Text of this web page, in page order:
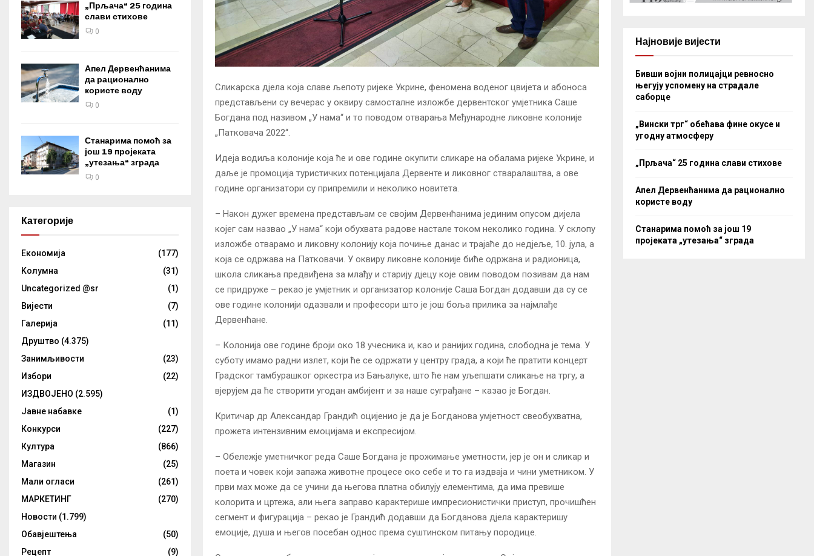
Сликарска дјела која славе љепоту ријеке Укрине, феномена воденог цвијета и абоноса
представљени су вечерас у оквиру самосталне изложбе дервентског умјетника Саше
Богдана под називом „У нама“ и то поводом отварања Међународне ликовне колоније
„Патковача 2022“.
Идеја водиља колоније која ће и ове године окупити сликаре на обалама ријеке Укрине, и
даље је промоција туристичких потенцијала Дервенте и ликовног стваралаштва, а ове
године организатори су припремили и неколико новитета.
– Након дужег времена представљам се својим Дервенћанима јединим опусом дијела
којег сам назвао „У нама“ који обухвата радове настале током неколико година. У склопу
изложбе отварамо и ликовну колонију која почиње данас и трајаће до недјеље, 10. јула, а
која се одржава на Патковачи. У оквиру ликовне колоније биће одржана и радионица,
школа сликања предвиђена за млађу и старију дјецу које овим поводом позивам да нам
се придруже – рекао је умјетник и организатор колоније Саша Богдан додавши да су се
ове године колонији одазвали и професори што је још боља прилика за најмлађе
Дервенћане.
– Колонија ове године броји око 18 учесника и, као и ранијих година, слободна је тема. У
суботу имамо радни излет, који ће се одржати у центру града, а који ће пратити концерт
Градског тамбурашког оркестра из Бањалуке, што ће нам уљепшати сликање на тргу, а
вјерујем да ће створити угодан амбијент и за наше суграђане – казао је Богдан.
Критичар др Александар Грандић оцијенио је да је Богданова умјетност свеобухватна,
прожета интензивним емоцијама и експресијом.
– Обележје уметничког реда Саше Богдана је прожимање уметности, јер је он и сликар и
поета и човек који запажа животне процесе око себе и то га издваја и чини уметником. У
први мах може да се учини да његова платна обилују елементима, да има превише
колорита и цртежа, али њега заправо карактерише импресионистички приступ, прочишћен
сегмент и фигурација – рекао је Грандић додавши да Богданова дјела карактеришу
емоције, душа и његов посебан однос према суштинском питању породице.
„Прљача“ 25 година
слави стихове
0
Апел Дервенћанима
да рационално
користе воду
0
Станарима помоћ за
још 19 пројеката
„утезања“ зграда
0
Категорије
Eкономија
(177)
Kолумнa
(31)
Uncategorized @sr
(1)
Вијести
(7)
Галерија
(11)
Друштво (4.375)
Занимљивости
(23)
Избори
(22)
ИЗДВОЈЕНО (2.595)
Јавне набавке
(1)
Конкурси
(227)
Култура
(866)
Магазин
(25)
Мали огласи
(261)
МАРКЕТИНГ
(270)
Новости (1.799)
Обавјештења
(50)
Рецепт
(9)
Најновије вијести
Бивши војни полицајци ревносно
његују успомену на страдале
саборце
„Вински трг“ обећава фине окусе и
угодну атмосферу
„Прљача“ 25 година слави стихове
Апел Дервенћанима да рационално
користе воду
Станарима помоћ за још 19
пројеката „утезања“ зграда